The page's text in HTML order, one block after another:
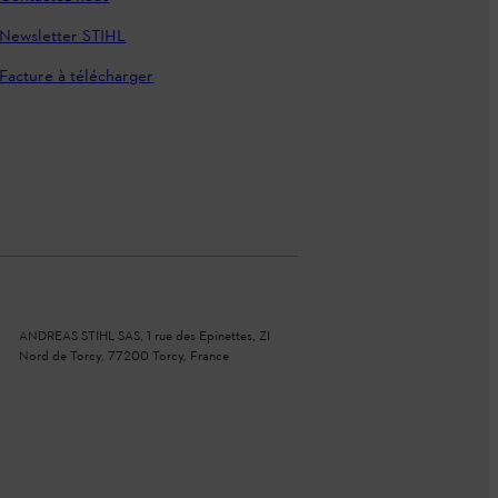
Newsletter STIHL
Facture à télécharger
ANDREAS STIHL SAS, 1 rue des Epinettes, ZI
Nord de Torcy, 77200 Torcy, France